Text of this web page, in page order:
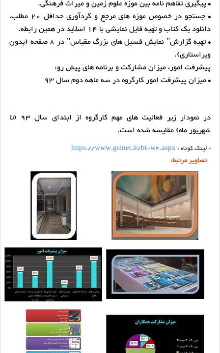
• پیگیری تفاهم نامه بین موزه علوم زمین و میراث فرهنگی.
• جستجو در خصوص موزه های مرجع و گردآوری حداقل 20 مطلب،
دانلود یک کتاب و تهیه فایل نمایشی با 14 اسلاید در همین رابطه.
• تهیه گزارش" نمایش فسیل های بزرگ مقیاس" در 8 صفحه (بدون
ویراستاری).
پیشرفت امور، میزان مشارکت و برنامه های پیش رو:
• میزان پیشرفت امور کارگروه در سه ماهه دوم سال 93
در نمودار زیر فعالیت های مهم کارگروه از ابتدای سال 93 (تا
شهریور ماه) مقایسه شده است.
- لینک کوتاه : https://www.gsinet.ir/bt-w4.aspx
تصاویر مرتبط: